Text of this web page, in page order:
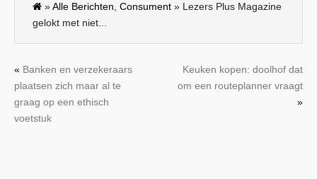
»Alle Berichten, Consument » Lezers Plus Magazine
gelokt met niet...
« Banken en verzekeraars
plaatsen zich maar al te
graag op een ethisch
voetstuk
Keuken kopen: doolhof dat
om een routeplanner vraagt
»